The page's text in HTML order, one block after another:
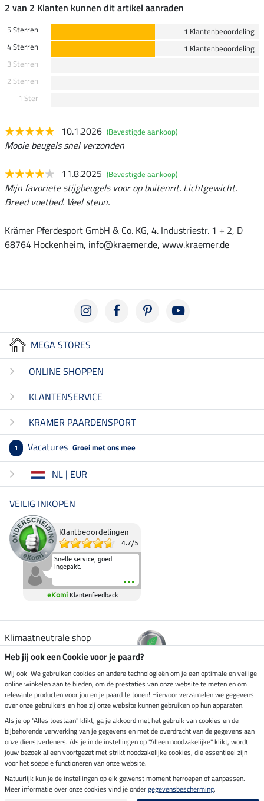
2 van 2 Klanten kunnen dit artikel aanraden
5 Sterren
1 Klantenbeoordeling
4 Sterren
1 Klantenbeoordeling
3 Sterren
2 Sterren
1 Ster
10.1.2026 (Bevestigde aankoop)
Mooie beugels snel verzonden
11.8.2025 (Bevestigde aankoop)
Mijn favoriete stijgbeugels voor op buitenrit. Lichtgewicht.
Breed voetbed. Veel steun.
Krämer Pferdesport GmbH & Co. KG, 4. Industriestr. 1 + 2, D
68764 Hockenheim, info@kraemer.de, www.kraemer.de
MEGA STORES
ONLINE SHOPPEN
KLANTENSERVICE
KRAMER PAARDENSPORT
1 Vacatures Groei met ons mee
NL | EUR
VEILIG INKOPEN
Klantbeoordelingen
4.7/5
Snelle service, goed
ingepakt.
eKomi Klantenfeedback
Klimaatneutrale shop
Verzending per
Veilig betalen met
Impressum
Laatste update op 06.08.2026 om 03:11 uur
Heb jij ook een Cookie voor je paard?
Wij ook! We gebruiken cookies en andere technologieën om je een optimale en veilige
online winkelen aan te bieden, om de prestaties van onze website te meten en om
relevante producten voor jou en je paard te tonen! Hiervoor verzamelen we gegevens
over onze gebruikers en hoe zij onze website kunnen gebruiken op hun apparaten.
Als je op "Alles toestaan" klikt, ga je akkoord met het gebruik van cookies en de
bijbehorende verwerking van je gegevens en met de overdracht van de gegevens aan
onze dienstverleners. Als je in de instellingen op "Alleen noodzakelijke" klikt, wordt
jouw bezoek alleen voortgezet met strikt noodzakelijke cookies, die essentieel zijn
voor het soepele functioneren van onze website.
Natuurlijk kun je de instellingen op elk gewenst moment herroepen of aanpassen.
Meer informatie over onze cookies vind je ondergegevensbescherming.